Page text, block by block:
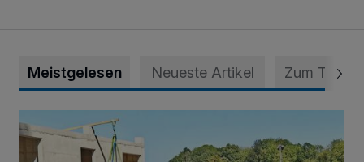
Meistgelesen Neueste Artikel Zum Thema
Es wird die größte Solarthermie-Anlage in NRW